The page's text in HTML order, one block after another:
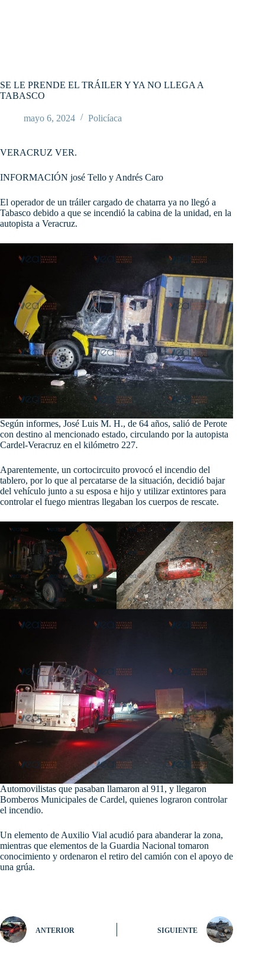
SE LE PRENDE EL TRÁILER Y YA NO LLEGA A
TABASCO
mayo 6, 2024 Policíaca
VERACRUZ VER.
INFORMACIÓN josé Tello y Andrés Caro
El operador de un tráiler cargado de chatarra ya no llegó a
Tabasco debido a que se incendió la cabina de la unidad, en la
autopista a Veracruz.
Según informes, José Luis M. H., de 64 años, salió de Perote
con destino al mencionado estado, circulando por la autopista
Cardel-Veracruz en el kilómetro 227.
Aparentemente, un cortocircuito provocó el incendio del
tablero, por lo que al percatarse de la situación, decidió bajar
del vehículo junto a su esposa e hijo y utilizar extintores para
controlar el fuego mientras llegaban los cuerpos de rescate.
Automovilistas que pasaban llamaron al 911, y llegaron
Bomberos Municipales de Cardel, quienes lograron controlar
el incendio.
Un elemento de Auxilio Vial acudió para abanderar la zona,
mientras que elementos de la Guardia Nacional tomaron
conocimiento y ordenaron el retiro del camión con el apoyo de
una grúa.
ANTERIOR SIGUIENTE